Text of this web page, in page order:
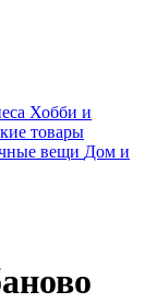
Хобби и
товары
вещи Дом и